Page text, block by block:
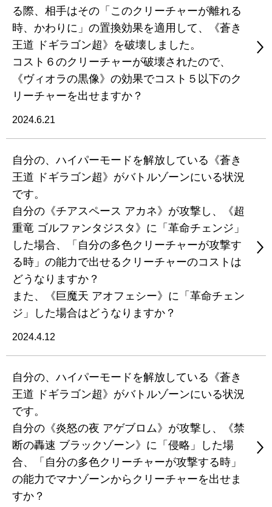
る際、相手はその「このクリーチャーが離れる
時、かわりに」の置換効果を適用して、《蒼き
王道 ドギラゴン超》を破壊しました。
コスト６のクリーチャーが破壊されたので、
《ヴィオラの黒像》の効果でコスト５以下のク
リーチャーを出せますか？
2024.6.21
自分の、ハイパーモードを解放している《蒼き
王道 ドギラゴン超》がバトルゾーンにいる状況
です。
自分の《チアスペース アカネ》が攻撃し、《超
重竜 ゴルファンタジスタ》に「革命チェンジ」
した場合、「自分の多色クリーチャーが攻撃す
る時」の能力で出せるクリーチャーのコストは
どうなりますか？
また、《巨魔天 アオフェシー》に「革命チェン
ジ」した場合はどうなりますか？
2024.4.12
自分の、ハイパーモードを解放している《蒼き
王道 ドギラゴン超》がバトルゾーンにいる状況
です。
自分の《炎怒の夜 アゲブロム》が攻撃し、《禁
断の轟速 ブラックゾーン》に「侵略」した場
合、「自分の多色クリーチャーが攻撃する時」
の能力でマナゾーンからクリーチャーを出せま
すか？